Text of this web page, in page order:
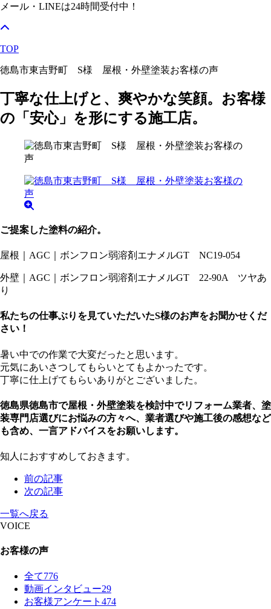
メール・LINEは24時間受付中！
TOP
徳島市東吉野町 S様 屋根・外壁塗装お客様の声
丁寧な仕上げと、爽やかな笑顔。お客様
の「安心」を形にする施工店。
ご提案した塗料の紹介。
屋根｜AGC｜ボンフロン弱溶剤エナメルGT NC19-054
外壁｜AGC｜ボンフロン弱溶剤エナメルGT 22-90A ツヤあ
り
私たちの仕事ぶりを見ていただいたS様のお声をお聞かせくだ
さい！
暑い中での作業で大変だったと思います。
元気にあいさつしてもらいとてもよかったです。
丁寧に仕上げてもらいありがとございました。
徳島県徳島市で屋根・外壁塗装を検討中でリフォーム業者、塗
装専門店選びにお悩みの方々へ、業者選びや施工後の感想など
も含め、一言アドバイスをお願いします。
知人におすすめしておきます。
前の記事
次の記事
一覧へ戻る
VOICE
お客様の声
全て776
動画インタビュー29
お客様アンケート 474